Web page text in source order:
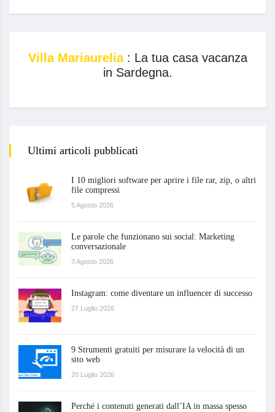
Villa Mariaurelia : La tua casa vacanza
in Sardegna.
Ultimi articoli pubblicati
I 10 migliori software per aprire i file rar, zip, o altri
file compressi
5 Agosto 2026
Le parole che funzionano sui social: Marketing
conversazionale
3 Agosto 2026
Instagram: come diventare un influencer di successo
27 Luglio 2026
9 Strumenti gratuiti per misurare la velocità di un
sito web
20 Luglio 2026
Perché i contenuti generati dall’IA in massa spesso